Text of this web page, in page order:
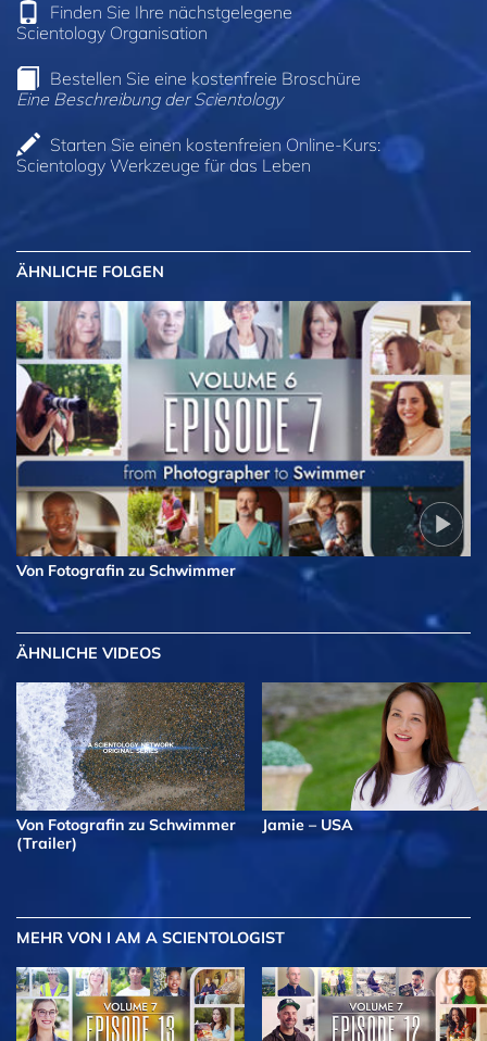
Finden Sie Ihre nächstgelegene
Scientology Organisation
Bestellen Sie eine kostenfreie Broschüre
Eine Beschreibung der Scientology
Starten Sie einen kostenfreien Online-Kurs:
Scientology Werkzeuge für das Leben
ÄHNLICHE FOLGEN
Von Fotografin zu Schwimmer
ÄHNLICHE VIDEOS
Von Fotografin zu Schwimmer
(Trailer)
Jamie – USA
MEHR VON I AM A SCIENTOLOGIST